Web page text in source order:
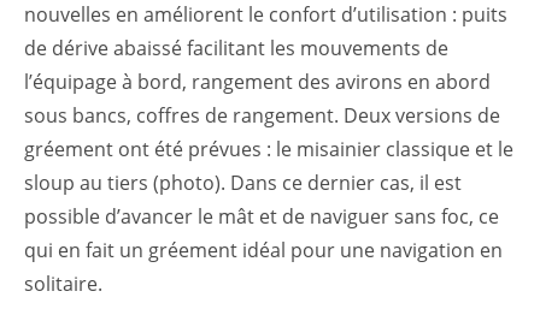
nouvelles en améliorent le confort d’utilisation : puits
de dérive abaissé facilitant les mouvements de
l’équipage à bord, rangement des avirons en abord
sous bancs, coffres de rangement. Deux versions de
gréement ont été prévues : le misainier classique et le
sloup au tiers (photo). Dans ce dernier cas, il est
possible d’avancer le mât et de naviguer sans foc, ce
qui en fait un gréement idéal pour une navigation en
solitaire.